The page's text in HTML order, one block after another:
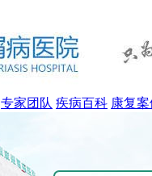
专家团队 疾病百科 康复案